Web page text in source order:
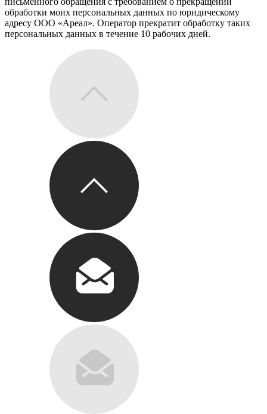
обработки моих персональных данных по юридическому
адресу ООО «Ареал». Оператор прекратит обработку таких
персональных данных в течение 10 рабочих дней.